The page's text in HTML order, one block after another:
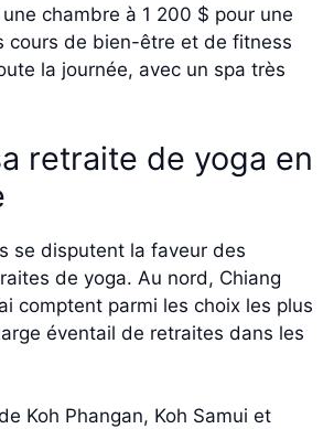
chambre à 1 200 $ pour une
cours de bien-être et de fitness
la journée, avec un spa très
retraite de yoga en
se disputent la faveur des
de yoga. Au nord, Chiang
comptent parmi les choix les plus
éventail de retraites dans les
Koh Phangan, Koh Samui et